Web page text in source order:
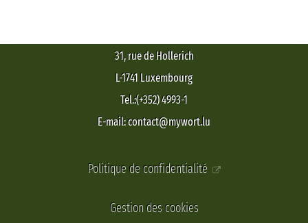
31, rue de Hollerich
L-1741 Luxembourg
Tel.:(+352) 4993-1
E-mail: contact@mywort.lu
Politique de confidentialité
Gestion des cookies